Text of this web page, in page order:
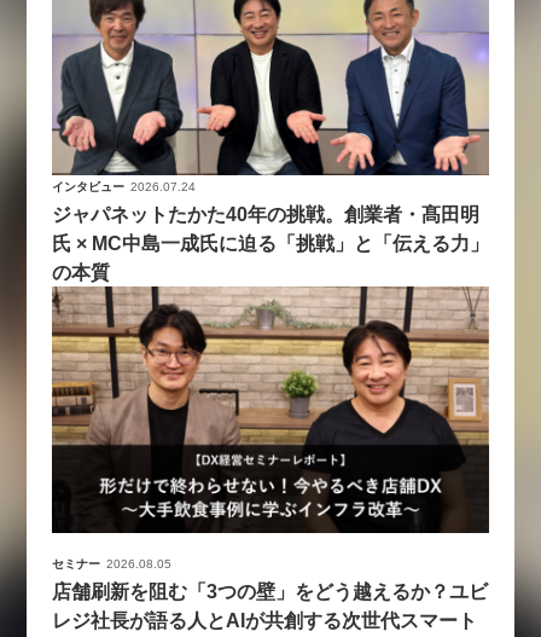
インタビュー 2026.07.24
ジャパネットたかた40年の挑戦。創業者・髙田明
氏 × MC中島一成氏に迫る「挑戦」と「伝える力」
の本質
セミナー 2026.08.05
店舗刷新を阻む「3つの壁」をどう越えるか？ユビ
レジ社長が語る人とAIが共創する次世代スマート